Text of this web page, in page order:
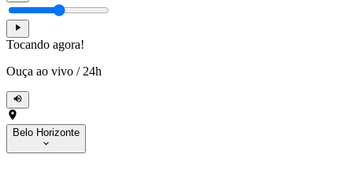
Tocando agora!
Ouça ao vivo / 24h
Belo Horizonte